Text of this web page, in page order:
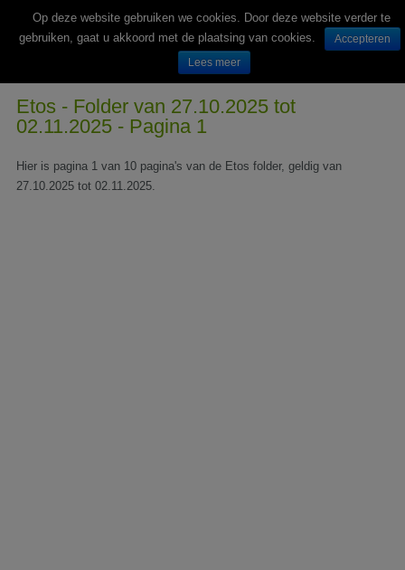
Wekelijks nieuwe folders van Nederlandse supermarkten en winkels
Etos - Folder van 27.10.2025 tot
02.11.2025 - Pagina 1
Hier is pagina 1 van 10 pagina's van de Etos folder, geldig van
27.10.2025 tot 02.11.2025.
Op deze website gebruiken we cookies. Door deze website verder te
gebruiken, gaat u akkoord met de plaatsing van cookies.
Accepteren
Lees meer